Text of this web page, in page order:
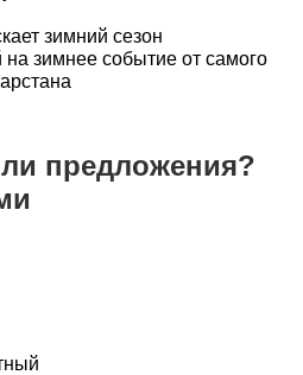
зимний сезон
зимнее событие от самого
предложения?